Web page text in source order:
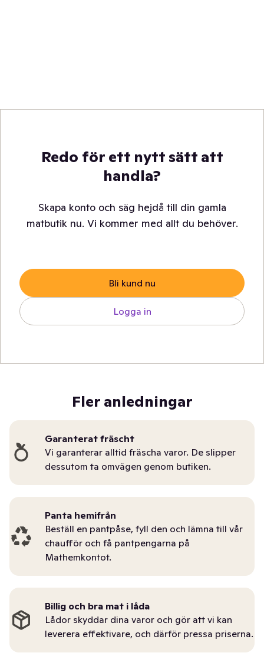
Redo för ett nytt sätt att
handla?
Skapa konto och säg hejdå till din gamla
matbutik nu. Vi kommer med allt du behöver.
Bli kund nu
Logga in
Fler anledningar
Garanterat fräscht
Vi garanterar alltid fräscha varor. De slipper
dessutom ta omvägen genom butiken.
Panta hemifrån
Beställ en pantpåse, fyll den och lämna till vår
chaufför och få pantpengarna på
Mathemkontot.
Billig och bra mat i låda
Lådor skyddar dina varor och gör att vi kan
leverera effektivare, och därför pressa priserna.